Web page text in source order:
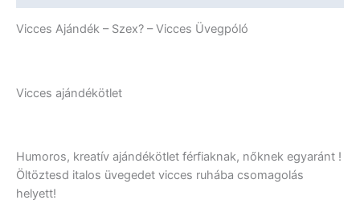
Vicces Ajándék – Szex? – Vicces Üvegpóló
Vicces ajándékötlet
Humoros, kreatív ajándékötlet férfiaknak, nőknek egyaránt !
Öltöztesd italos üvegedet vicces ruhába csomagolás
helyett!